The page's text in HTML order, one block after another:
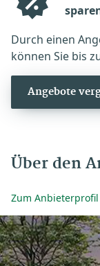
Durch einen
können Sie bis
Angebote
Über den
Zum Anbieterprofil